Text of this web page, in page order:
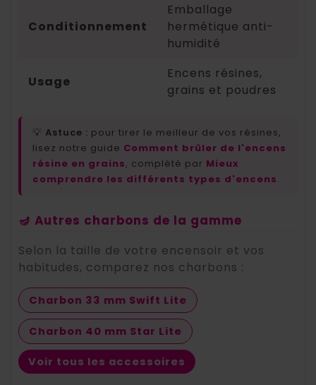
Conditionnement
Emballage
hermétique anti-
humidité
Usage
Encens résines,
grains et poudres
💡 Astuce : pour tirer le meilleur de vos résines,
lisez notre guide Comment brûler de l'encens
résine en grains, complété par Mieux
comprendre les différents types d'encens.
🪔 Autres charbons de la gamme
Selon la taille de votre encensoir et vos
habitudes, comparez nos charbons :
Charbon 33 mm Swift Lite
Charbon 40 mm Star Lite
Voir tous les accessoires